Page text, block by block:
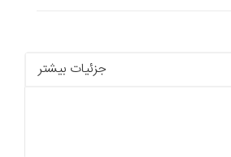
جزئیات بیشتر